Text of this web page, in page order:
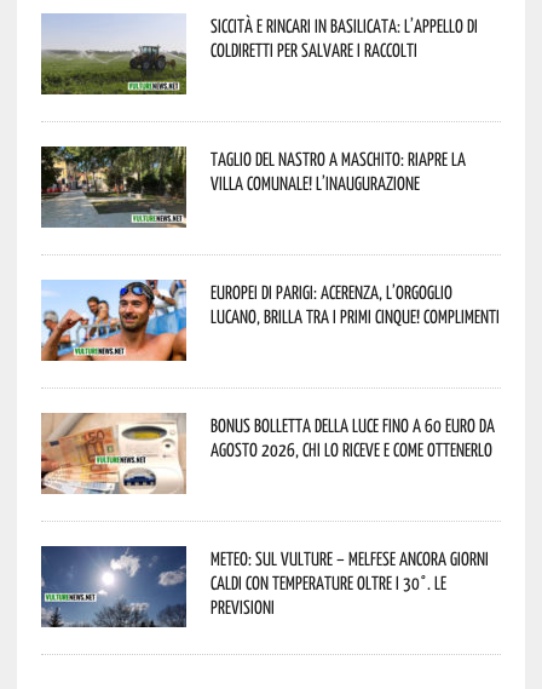
Siccità e rincari in Basilicata: l’appello di
Coldiretti per salvare i raccolti
Taglio del nastro a Maschito: riapre la
Villa Comunale! L’inaugurazione
Europei di Parigi: Acerenza, l’orgoglio
lucano, brilla tra i primi cinque! Complimenti
Bonus bolletta della luce fino a 60 euro da
agosto 2026, chi lo riceve e come ottenerlo
Meteo: sul Vulture – melfese ancora giorni
caldi con temperature oltre i 30°. Le
previsioni